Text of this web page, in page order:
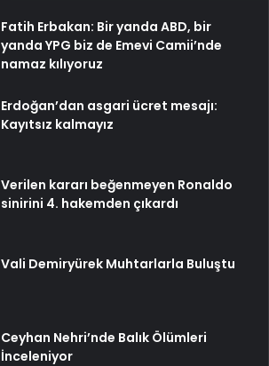
Fatih Erbakan: Bir yanda ABD, bir
yanda YPG biz de Emevi Camii’nde
namaz kılıyoruz
Erdoğan’dan asgari ücret mesajı:
Kayıtsız kalmayız
Verilen kararı beğenmeyen Ronaldo
sinirini 4. hakemden çıkardı
Vali Demiryürek Muhtarlarla Buluştu
Ceyhan Nehri’nde Balık Ölümleri
İnceleniyor